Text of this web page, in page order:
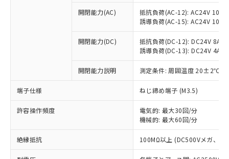
開閉能力(AC)
抵抗負荷(AC-12): AC24V 10A/
誘導負荷(AC-15): AC24V
開閉能力(DC)
抵抗負荷(DC-12): DC24V 8A/
誘導負荷(DC-13): DC24V 4A/
開閉能力説明 測定条件: 周囲温度 20±2℃、
端子仕様 ねじ締め端子 (M3.5)
許容操作頻度
電気的: 最大30回/分
機械的: 最大60回/分
絶縁抵抗 100MΩ以上 (DC500Vメガ、点
ご利用条件
以下の条件をお読みいただき、同意のうえ
ご利用ください。
本サービスは、当社制御機器事業取扱
商品の当社在庫状況および標準価格
(税抜)を提供させていただくもので
当社制御機器事業取扱商品の中には、
本サービスの対象外となる商品もある
非含有に対応した製品が提供可能な商品で
対応予定：EU RoHS指令（10物質）の非含
有に対応した製品に切り替える予定のある
対応予定なし：EU RoHS指令（10物質）の
非含有に非対応の商品で、対応品を出す予
調査・確認中：EU RoHS指令（10物質）の
非含有の対応状況を調査中または確認中の
商品です。
非該当品：ライセンス料など無形物で、有
害物質有無と関係のない商品です。
仕入先様の事情により、非含有部品として
いたものが、含有品と判明した場合などや
「○」：最大均質材料含有率が中国RoHSの
基準値以下であることを示します。
「×」：最大均質材料含有率が中国RoHSの
基準値を超えていることを示します。
当社は、これら貴社製品のうち、外国